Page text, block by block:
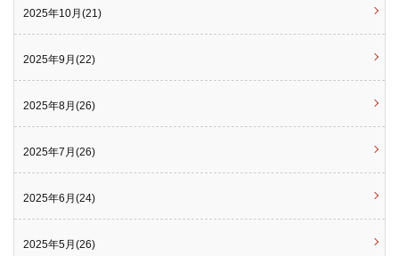
2025年10月(21)
2025年9月(22)
2025年8月(26)
2025年7月(26)
2025年6月(24)
2025年5月(26)